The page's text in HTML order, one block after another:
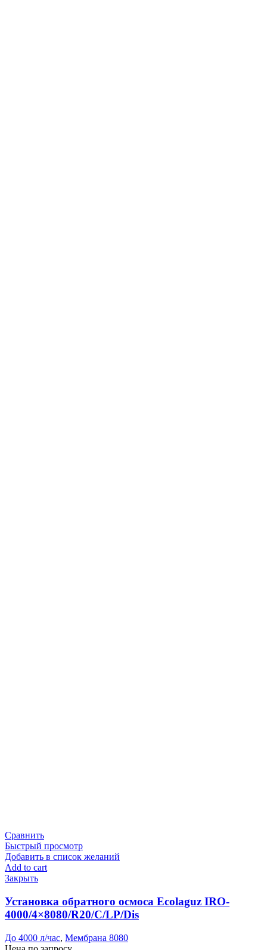
Сравнить
Быстрый просмотр
Добавить в список желаний
Add to cart
Закрыть
Установка обратного осмоса Ecolaguz IRO-
4000/4×8080/R20/C/LP/Dis
До 4000 л/час, Мембрана 8080